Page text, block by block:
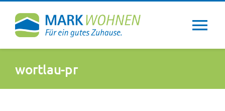
Inhalt
Über uns
wortlau-pr